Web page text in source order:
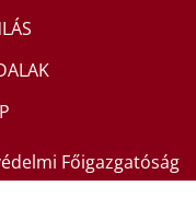
Főigazgatóság